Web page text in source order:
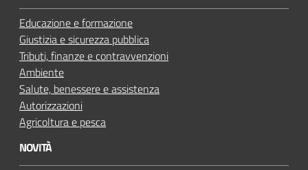
Educazione e formazione
Giustizia e sicurezza pubblica
Tributi, finanze e contravvenzioni
Ambiente
Salute, benessere e assistenza
Autorizzazioni
Agricoltura e pesca
NOVITÀ